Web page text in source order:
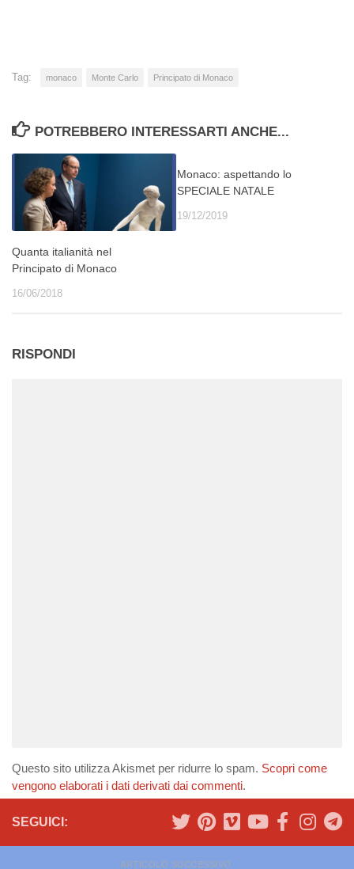
Tag: monaco Monte Carlo Principato di Monaco
POTREBBERO INTERESSARTI ANCHE...
Quanta italianità nel
Principato di Monaco
16/06/2018
Monaco: aspettando lo
SPECIALE NATALE
19/12/2019
RISPONDI
Questo sito utilizza Akismet per ridurre lo spam. Scopri come
vengono elaborati i dati derivati dai commenti.
SEGUICI:
ARTICOLO SUCCESSIVO